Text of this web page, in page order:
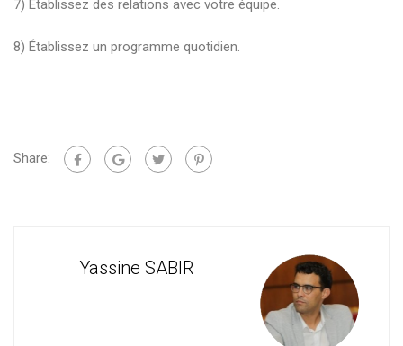
7) Établissez des relations avec votre équipe.
8) Établissez un programme quotidien.
Share:
Yassine SABIR